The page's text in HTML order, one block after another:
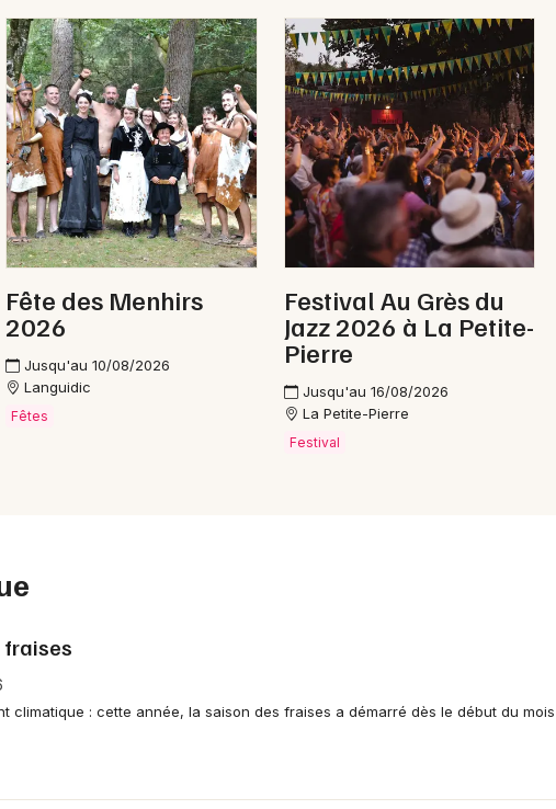
Fête des Menhirs
2026
Jusqu'au 10/08/2026
Languidic
Fêtes
Festival Au Grès du
Jazz 2026 à La Petite-
Pierre
Jusqu'au 16/08/2026
La Petite-Pierre
Festival
fraises
climatique : cette année, la saison des fraises a démarré dès le début du mois